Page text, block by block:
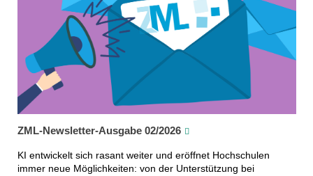
ZML-Newsletter-Ausgabe 02/2026
KI entwickelt sich rasant weiter und eröffnet Hochschulen
immer neue Möglichkeiten: von der Unterstützung bei